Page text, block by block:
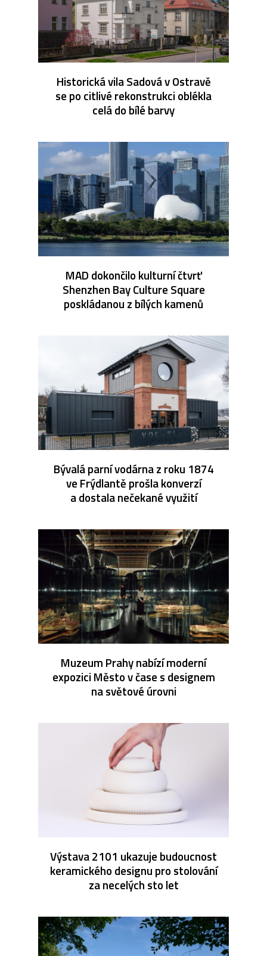
Historická vila Sadová v Ostravě
se po citlivé rekonstrukci oblékla
celá do bílé barvy
MAD dokončilo kulturní čtvrť
Shenzhen Bay Culture Square
poskládanou z bílých kamenů
Bývalá parní vodárna z roku 1874
ve Frýdlantě prošla konverzí
a dostala nečekané využití
Muzeum Prahy nabízí moderní
expozici Město v čase s designem
na světové úrovni
Výstava 2101 ukazuje budoucnost
keramického designu pro stolování
za necelých sto let